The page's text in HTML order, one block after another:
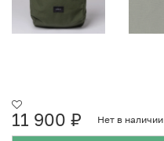
11 900 ₽ Нет в наличии